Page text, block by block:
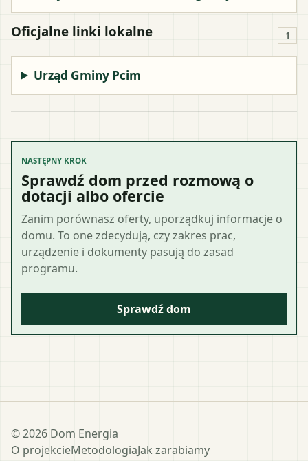
Oficjalne linki lokalne 1
Urząd Gminy Pcim
NASTĘPNY KROK
Sprawdź dom przed rozmową o
dotacji albo ofercie
Zanim porównasz oferty, uporządkuj informacje o
domu. To one zdecydują, czy zakres prac,
urządzenie i dokumenty pasują do zasad
programu.
Sprawdź dom
©2026 Dom Energia
O projekcieMetodologiaJak zarabiamy